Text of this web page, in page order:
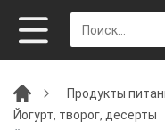
Продукты
Йогурт, творог, десерты